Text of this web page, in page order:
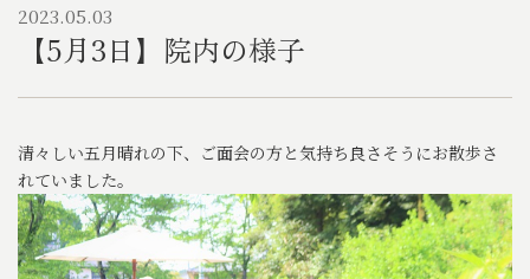
2023.05.03
【5月3日】院内の様子
清々しい五月晴れの下、ご面会の方と気持ち良さそうにお散歩さ
れていました。